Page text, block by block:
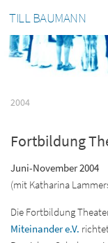
TILL BAUMANN
2004
Fortbildung
Juni-November 2004
(mit Katharina
Die Fortbildung
Miteinander e.V.